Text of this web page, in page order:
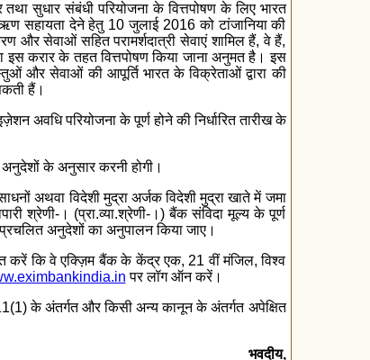
सुधार संबंधी परियोजना के वित्तपोषण के लिए भारत
ऋण सहायता देने हेतु 10 जुलाई 2016 को टांजानिया की
और सेवाओं सहित परामर्शदात्री सेवाएं शामिल हैं, वे हैं,
इस करार के तहत वित्तपोषण किया जाना अनुमत है। इस
और सेवाओं की आपूर्ति भारत के विक्रेताओं द्वारा की
हैं।
अवधि परियोजना के पूर्ण होने की निर्धारित तारीख के
अनुदेशों के अनुसार करनी होगी।
अथवा विदेशी मुद्रा अर्जक विदेशी मुद्रा खाते में जमा
श्रेणी-। (प्रा.व्या.श्रेणी-।) बैंक संविदा मूल्य के पूर्ण
अनुदेशों का अनुपालन किया जाए।
करें कि वे एक्ज़िम बैंक के केंद्र एक, 21 वीं मंजिल, विश्व
पर लॉग ऑन करें।
के अंतर्गत और किसी अन्य कानून के अंतर्गत अपेक्षित
भवदीय,